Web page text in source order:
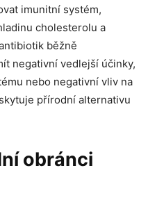
imunitní ‌systém,
cholesterolu a
běžně​
negativní ‍vedlejší ⁢účinky,⁤
nebo negativní vliv na
⁢přírodní alternativu
obránci